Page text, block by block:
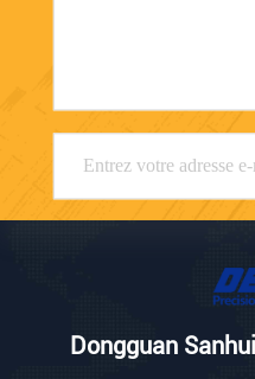
Dongguan